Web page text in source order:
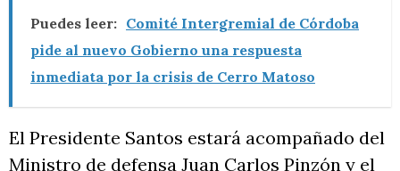
Puedes leer: Comité Intergremial de Córdoba
pide al nuevo Gobierno una respuesta
inmediata por la crisis de Cerro Matoso
El Presidente Santos estará acompañado del
Ministro de defensa Juan Carlos Pinzón y el